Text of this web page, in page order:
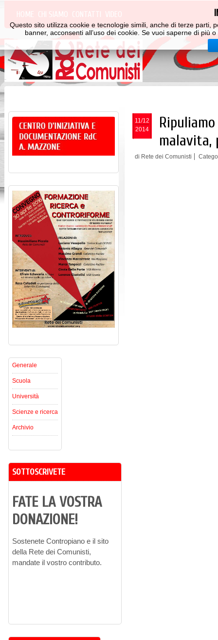
HOME CHI SIAMO CONTATTI VIDEO
Questo sito utilizza cookie e tecnologie simili, anche di terze
banner, acconsenti all’uso dei cookie. Se vuoi saperne di
11/12
2014
malavita,
di Rete dei Comunisti
Generale
Scuola
Università
Scienze e ricerca
Archivio
SOTTOSCRIVETE
FATE LA VOSTRA
DONAZIONE!
Sostenete Contropiano e il sito
della Rete dei Comunisti,
mandate il vostro contributo.